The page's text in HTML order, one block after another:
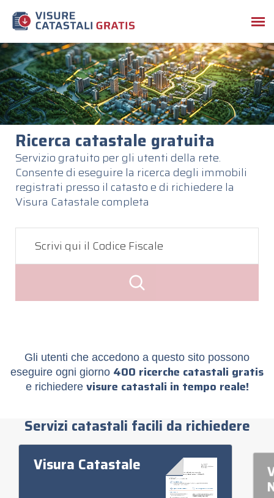
Ricerca catastale gratuita
Servizio gratuito per gli utenti della rete.
Consente di eseguire la ricerca degli immobili
registrati presso il catasto e di richiedere la
Visura Catastale completa
Gli utenti che accedono a questo sito possono
eseguire ogni giorno 400 ricerche catastali gratis
e richiedere visure catastali in tempo reale!
Servizi catastali facili da richiedere
Visura Catastale